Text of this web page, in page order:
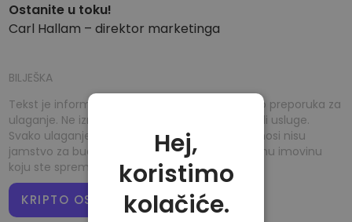
Ostanite u toku!
Carl Hallam – direktor marketinga
BILJEŠKA
Tekst je informativne naravi i ne računa se kao preporuka za
ulaganje. Ne izražava osobno mišljenje autora ili usluge.
Svako ulaganje ili trgovanje je rizično, prošli prinosi nisu
jamstvo za buduće prinose – riskirajte samo onu imovinu
koju ste spremni izgubiti.
KRIPTO OSNOVE
Hej,
koristimo
kolačiće.